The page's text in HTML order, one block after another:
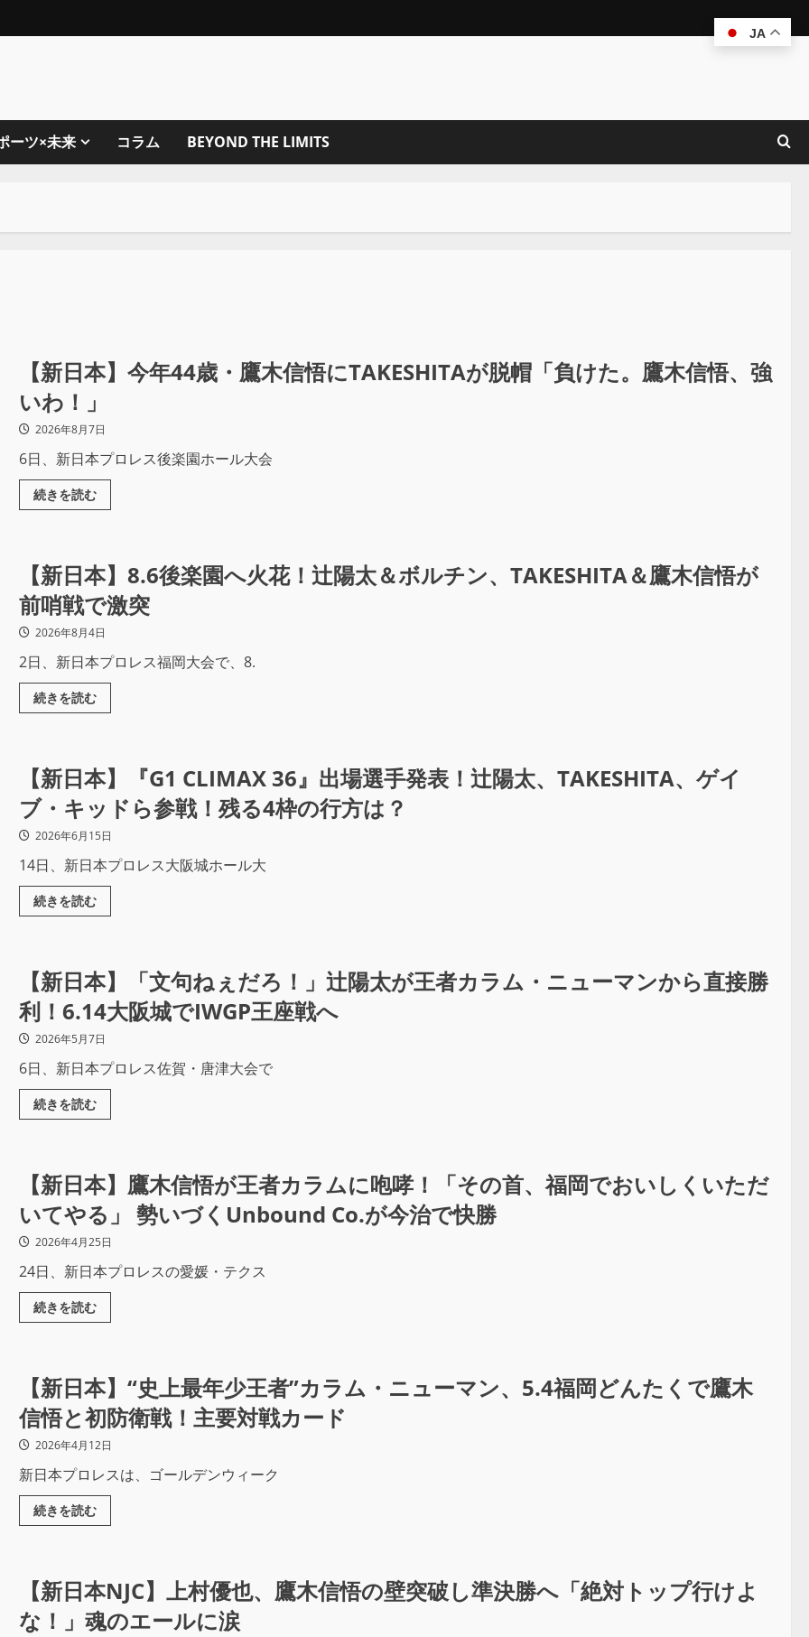
ーツ×未来 コラム BEYOND THE LIMITS
【新日本】今年44歳・鷹木信悟にTAKESHITAが脱帽「負けた。鷹木信悟、強
いわ！」
2026年8月7日
6日、新日本プロレス後楽園ホール大会
続きを読む
【新日本】8.6後楽園へ火花！辻陽太＆ボルチン、TAKESHITA＆鷹木信悟が
前哨戦で激突
2026年8月4日
2日、新日本プロレス福岡大会で、8.
続きを読む
【新日本】『G1 CLIMAX 36』出場選手発表！辻陽太、TAKESHITA、ゲイ
ブ・キッドら参戦！残る4枠の行方は？
2026年6月15日
14日、新日本プロレス大阪城ホール大
続きを読む
【新日本】「文句ねぇだろ！」辻陽太が王者カラム・ニューマンから直接勝
利！6.14大阪城でIWGP王座戦へ
2026年5月7日
6日、新日本プロレス佐賀・唐津大会で
続きを読む
【新日本】鷹木信悟が王者カラムに咆哮！「その首、福岡でおいしくいただ
いてやる」 勢いづくUnbound Co.が今治で快勝
2026年4月25日
24日、新日本プロレスの愛媛・テクス
続きを読む
【新日本】“史上最年少王者”カラム・ニューマン、5.4福岡どんたくで鷹木
信悟と初防衛戦！主要対戦カード
2026年4月12日
新日本プロレスは、ゴールデンウィーク
続きを読む
【新日本NJC】上村優也、鷹木信悟の壁突破し準決勝へ「絶対トップ行けよ
な！」魂のエールに涙
JA